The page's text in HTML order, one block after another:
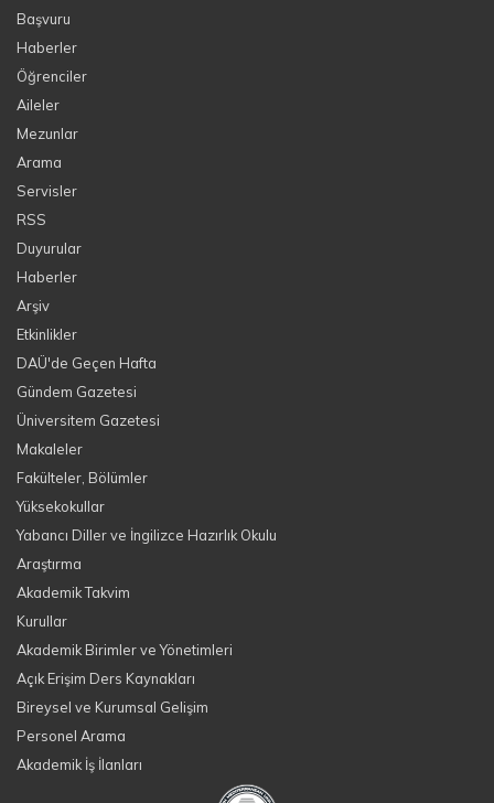
Başvuru
Haberler
Öğrenciler
Aileler
Mezunlar
Arama
Servisler
RSS
Duyurular
Haberler
Arşiv
Etkinlikler
DAÜ'de Geçen Hafta
Gündem Gazetesi
Üniversitem Gazetesi
Makaleler
Fakülteler, Bölümler
Yüksekokullar
Yabancı Diller ve İngilizce Hazırlık Okulu
Araştırma
Akademik Takvim
Kurullar
Akademik Birimler ve Yönetimleri
Açık Erişim Ders Kaynakları
Bireysel ve Kurumsal Gelişim
Personel Arama
Akademik İş İlanları